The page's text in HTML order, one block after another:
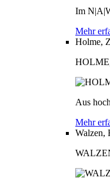
Im
Mehr
Holme,
Aus
Mehr
Walzen,